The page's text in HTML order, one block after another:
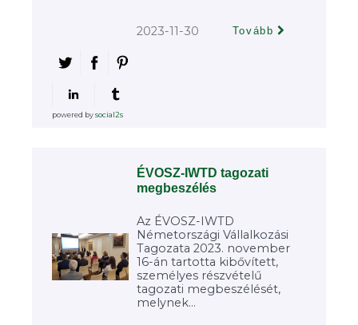
2023-11-30 Tovább
powered bysocial2s
ÉVOSZ-IWTD tagozati
megbeszélés
Az ÉVOSZ-IWTD
Németországi Vállalkozási
Tagozata 2023. november
16-án tartotta kibővített,
személyes részvételű
tagozati megbeszélését,
melynek...